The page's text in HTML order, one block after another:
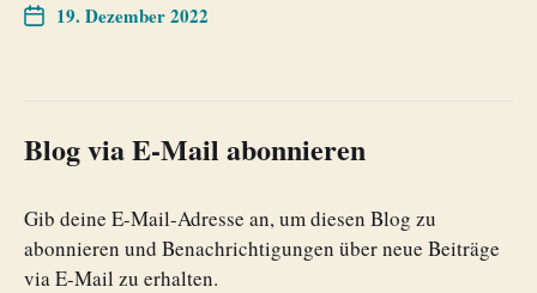
19. Dezember 2022
Blog via E-Mail abonnieren
Gib deine E-Mail-Adresse an, um diesen Blog zu
abonnieren und Benachrichtigungen über neue Beiträge
via E-Mail zu erhalten.